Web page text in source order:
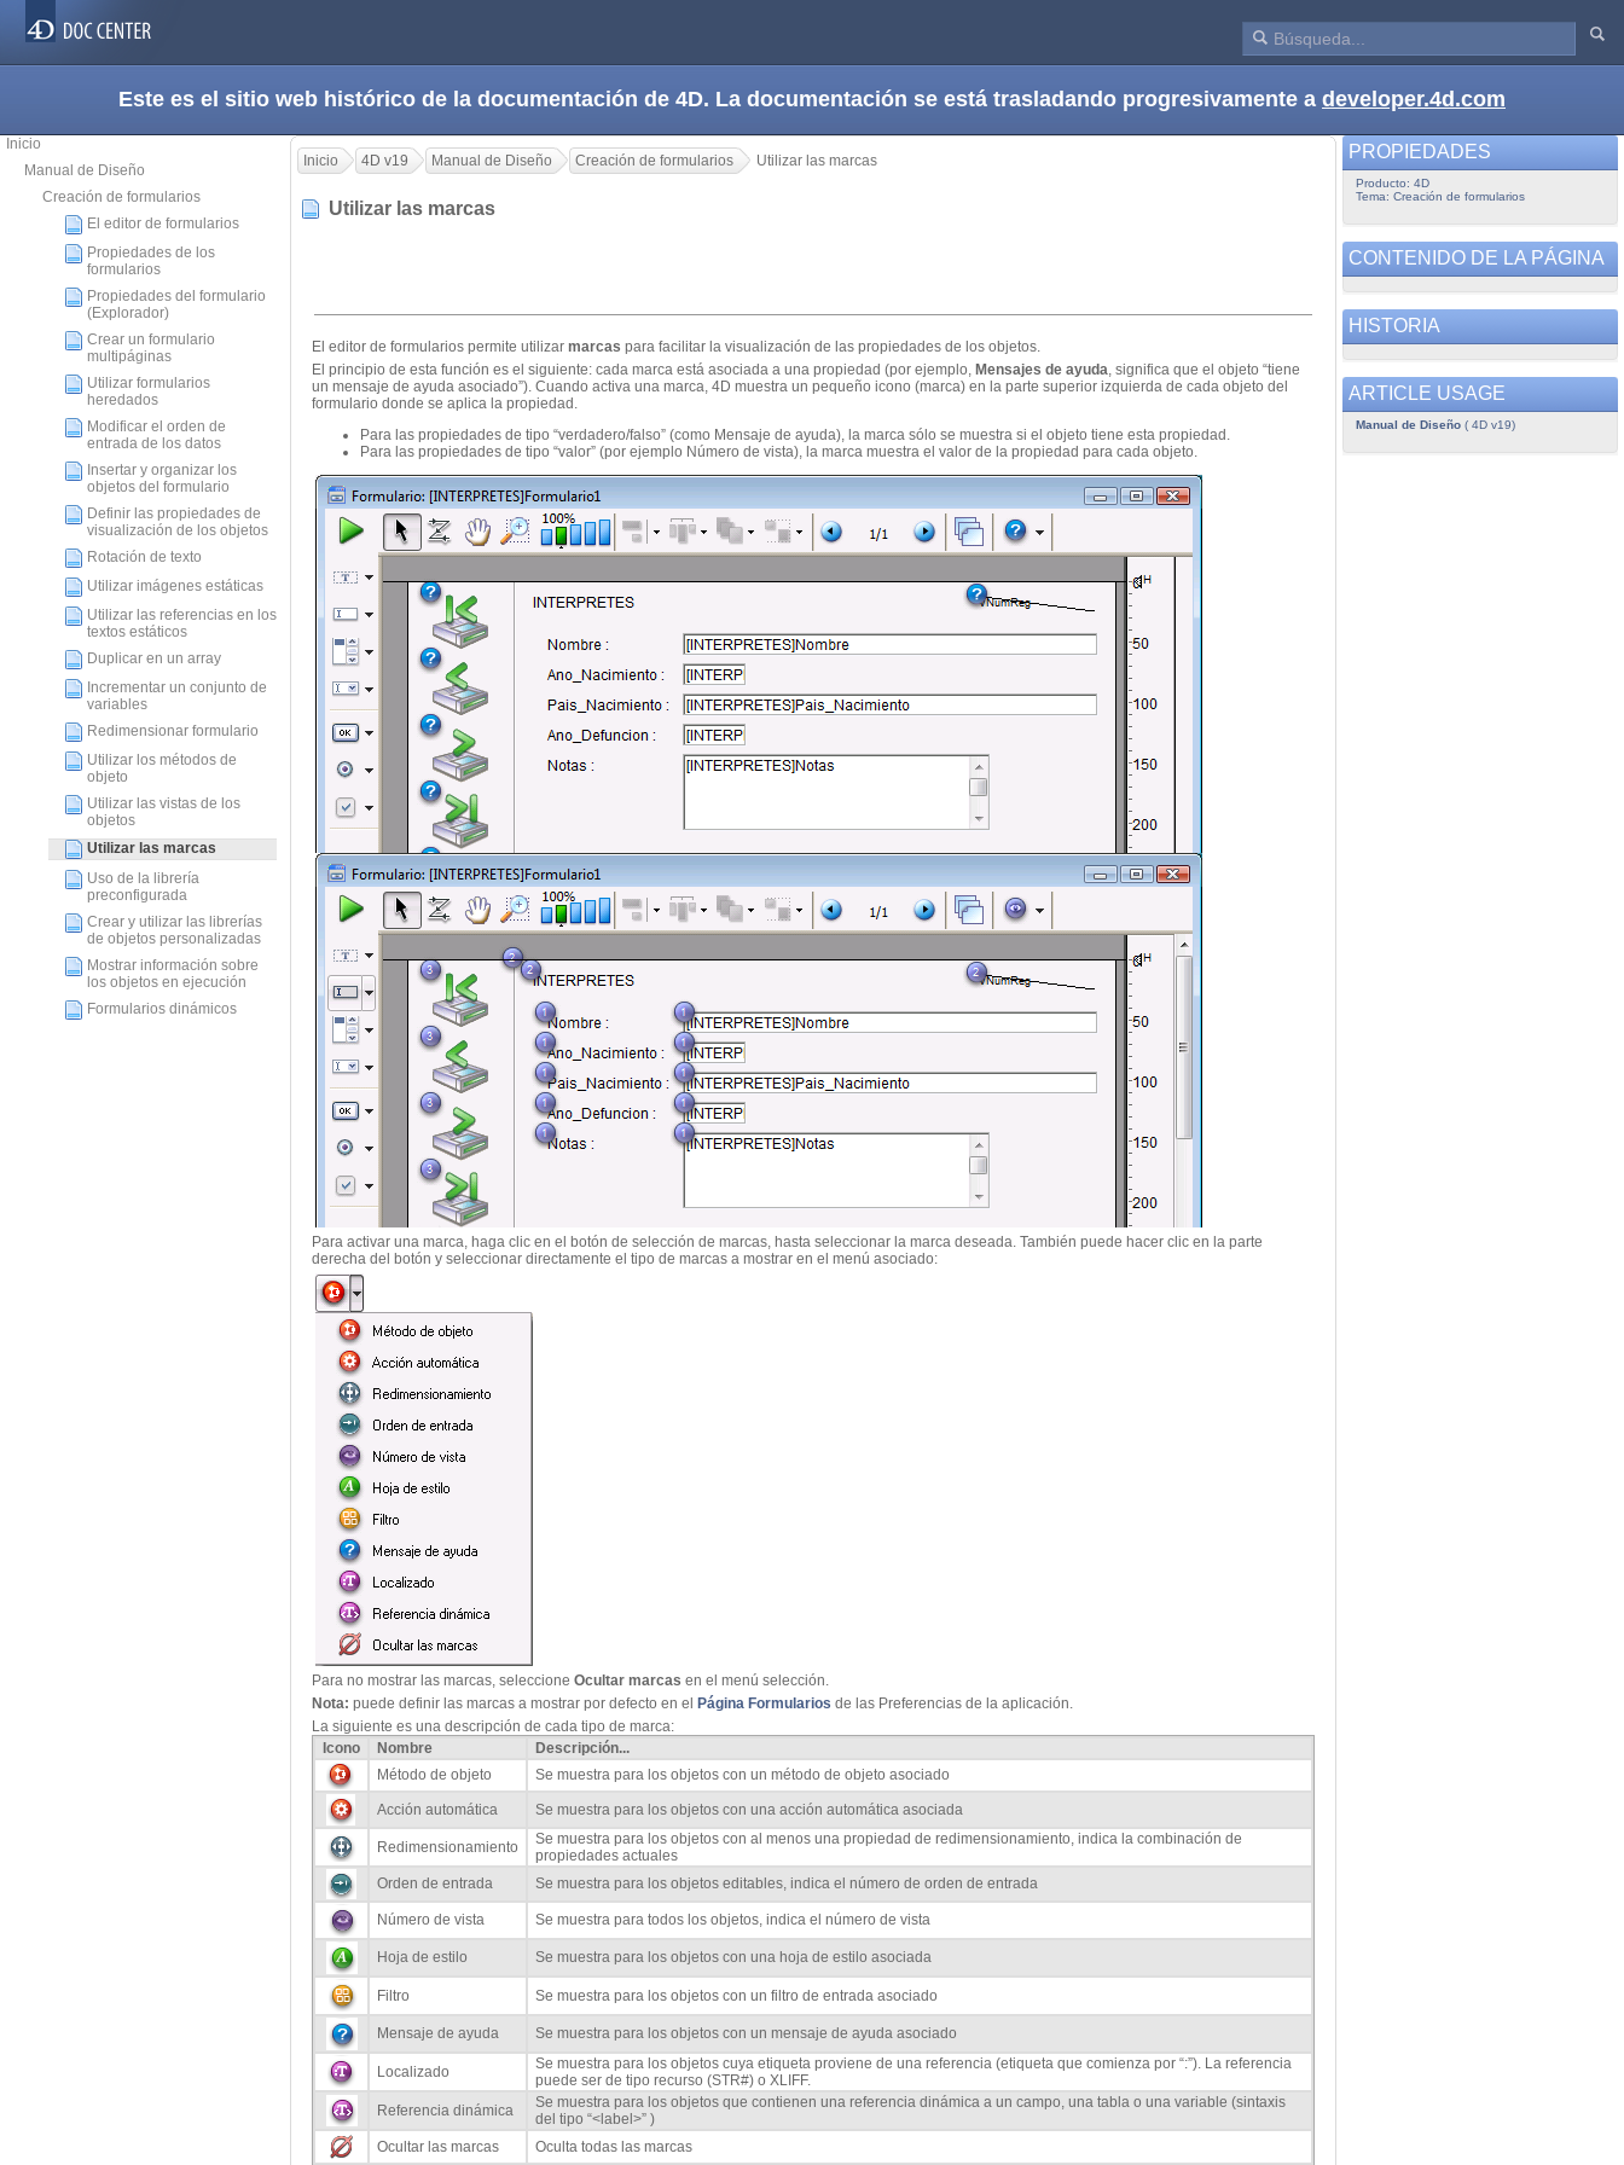
Este es el sitio web histórico de la documentación de 4D. La documentación se está trasladando progresivamente a developer.4d.com
Inicio
Manual de Diseño
Creación de formularios
El editor de formularios
Propiedades de los
formularios
Propiedades del formulario
(Explorador)
Crear un formulario
multipáginas
Utilizar formularios
heredados
Modificar el orden de
entrada de los datos
Insertar y organizar los
objetos del formulario
Definir las propiedades de
visualización de los objetos
Rotación de texto
Utilizar imágenes estáticas
Utilizar las referencias en los
textos estáticos
Duplicar en un array
Incrementar un conjunto de
variables
Redimensionar formulario
Utilizar los métodos de
objeto
Utilizar las vistas de los
objetos
Utilizar las marcas
Uso de la librería
preconfigurada
Crear y utilizar las librerías
de objetos personalizadas
Mostrar información sobre
los objetos en ejecución
Formularios dinámicos
Inicio 4D v19 Manual de Diseño Creación de formularios Utilizar las marcas
Utilizar las marcas
El editor de formularios permite utilizar marcas para facilitar la visualización de las propiedades de los objetos.
El principio de esta función es el siguiente: cada marca está asociada a una propiedad (por ejemplo, Mensajes de ayuda, significa que el objeto “tiene
un mensaje de ayuda asociado”). Cuando activa una marca, 4D muestra un pequeño icono (marca) en la parte superior izquierda de cada objeto del
formulario donde se aplica la propiedad.
Para las propiedades de tipo “verdadero/falso” (como Mensaje de ayuda), la marca sólo se muestra si el objeto tiene esta propiedad.
Para las propiedades de tipo “valor” (por ejemplo Número de vista), la marca muestra el valor de la propiedad para cada objeto.
Para activar una marca, haga clic en el botón de selección de marcas, hasta seleccionar la marca deseada. También puede hacer clic en la parte
derecha del botón y seleccionar directamente el tipo de marcas a mostrar en el menú asociado:
Para no mostrar las marcas, seleccione Ocultar marcas en el menú selección.
Nota: puede definir las marcas a mostrar por defecto en el Página Formularios de las Preferencias de la aplicación.
La siguiente es una descripción de cada tipo de marca:
Icono
Nombre
Descripción...
Método de objeto
Se muestra para los objetos con un método de objeto asociado
Acción automática Se muestra para los objetos con una acción automática asociada
Redimensionamiento
Se muestra para los objetos con al menos una propiedad de redimensionamiento, indica la combinación de
propiedades actuales
Orden de entrada
Se muestra para los objetos editables, indica el número de orden de entrada
Número de vista Se muestra para todos los objetos, indica el número de vista
Hoja de estilo Se muestra para los objetos con una hoja de estilo asociada
Filtro Se muestra para los objetos con un filtro de entrada asociado
Mensaje de ayuda Se muestra para los objetos con un mensaje de ayuda asociado
Localizado
Se muestra para los objetos cuya etiqueta proviene de una referencia (etiqueta que comienza por “:”). La referencia
puede ser de tipo recurso (STR#) o XLIFF.
Referencia dinámica
Se muestra para los objetos que contienen una referencia dinámica a un campo, una tabla o una variable (sintaxis
del tipo “<label>” )
Ocultar las marcas
Oculta todas las marcas
PROPIEDADES
Producto: 4D
Tema: Creación de formularios
CONTENIDO DE LA PÁGINA
HISTORIA
ARTICLE USAGE
Manual de Diseño( 4D v19)